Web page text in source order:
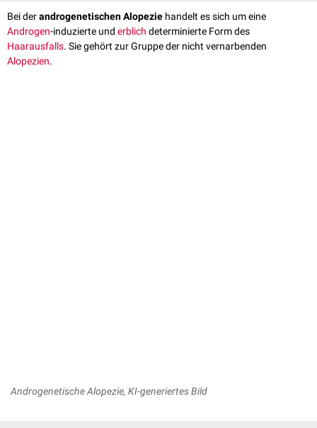
Bei derandrogenetischen Alopezie handelt es sich um eine
Androgen-induzierte und erblich determinierte Form des
Haarausfalls. Sie gehört zur Gruppe der nicht vernarbenden
Alopezien.
Androgenetische Alopezie, KI-generiertes Bild